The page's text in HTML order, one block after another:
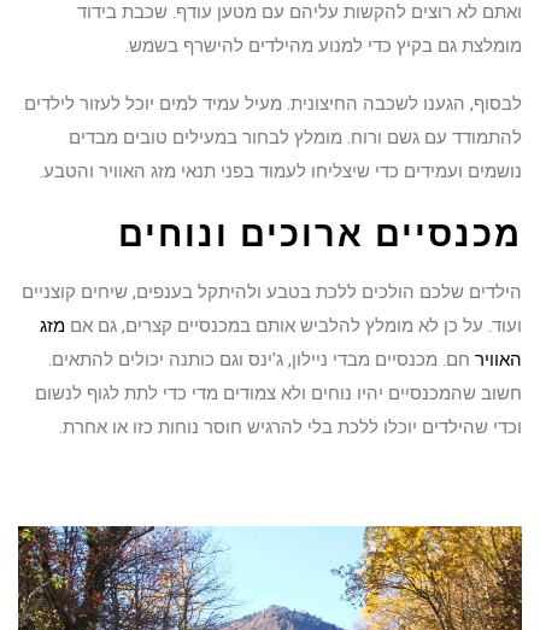
ואתם לא רוצים להקשות עליהם עם מטען עודף. שכבת בידוד
מומלצת גם בקיץ כדי למנוע מהילדים להישרף בשמש.
לבסוף, הגענו לשכבה החיצונית. מעיל עמיד למים יוכל לעזור לילדים
להתמודד עם גשם ורוח. מומלץ לבחור במעילים טובים מבדים
נושמים ועמידים כדי שיצליחו לעמוד בפני תנאי מזג האוויר והטבע.
מכנסיים ארוכים ונוחים
הילדים שלכם הולכים ללכת בטבע ולהיתקל בענפים, שיחים קוצניים
ועוד. על כן לא מומלץ להלביש אותם במכנסיים קצרים, גם אם מזג
האוויר חם. מכנסיים מבדי ניילון, ג'ינס וגם כותנה יכולים להתאים.
חשוב שהמכנסיים יהיו נוחים ולא צמודים מדי כדי לתת לגוף לנשום
וכדי שהילדים יוכלו ללכת בלי להרגיש חוסר נוחות כזו או אחרת.